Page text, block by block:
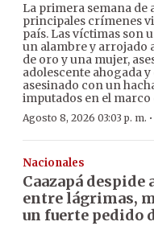
La primera semana de
principales crímenes
país. Las víctimas son
un alambre y arrojado
de oro y una mujer,
adolescente ahogada
asesinado con un
imputados en el
Agosto 8, 2026 03:03 p. m. ·
Nacionales
Caazapá despide
entre lágrimas,
un fuerte pedido